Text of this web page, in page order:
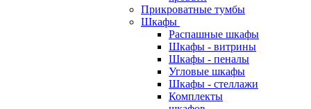
Прикроватные тумбы
Шкафы
Распашные шкафы
Шкафы - витрины
Шкафы - пеналы
Угловые шкафы
Шкафы - стеллажи
Комплекты